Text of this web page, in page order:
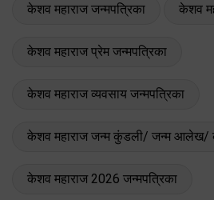
केशव महाराज जन्मपत्रिका केशव
केशव महाराज प्रेम जन्मपत्रिका
केशव महाराज व्यवसाय जन्मपत्रिका
केशव महाराज जन्म कुंडली/ जन्म आलेख/
केशव महाराज 2026 जन्मपत्रिका